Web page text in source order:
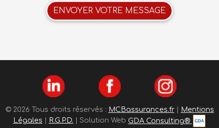
ENVOYER VOTRE MESSAGE
© 2026 Tous droits réservés : MCBassurances.fr|
Mentions
Légales
R.G.P.D. | Solution Web GDA Consulting®